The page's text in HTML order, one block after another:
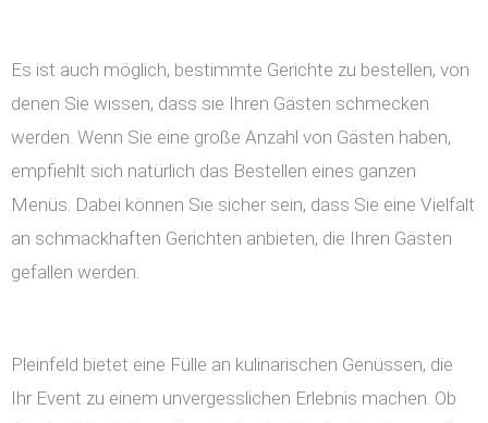
Es ist auch möglich, bestimmte Gerichte zu bestellen, von
denen Sie wissen, dass sie Ihren Gästen schmecken
werden. Wenn Sie eine große Anzahl von Gästen haben,
empfiehlt sich natürlich das Bestellen eines ganzen
Menüs. Dabei können Sie sicher sein, dass Sie eine Vielfalt
an schmackhaften Gerichten anbieten, die Ihren Gästen
gefallen werden.
Pleinfeld bietet eine Fülle an kulinarischen Genüssen, die
Ihr Event zu einem unvergesslichen Erlebnis machen. Ob